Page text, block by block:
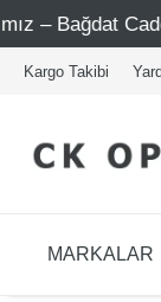
1 -
Kargo Takibi
MARKALAR